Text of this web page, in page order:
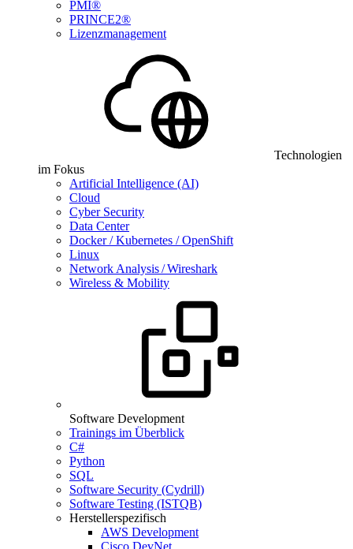
PMI®
PRINCE2®
Lizenzmanagement
Technologien
im Fokus
Artificial Intelligence (AI)
Cloud
Cyber Security
Data Center
Docker / Kubernetes / OpenShift
Linux
Network Analysis / Wireshark
Wireless & Mobility
Software Development
Trainings im Überblick
C#
Python
SQL
Software Security (Cydrill)
Software Testing (ISTQB)
Herstellerspezifisch
AWS Development
Cisco DevNet